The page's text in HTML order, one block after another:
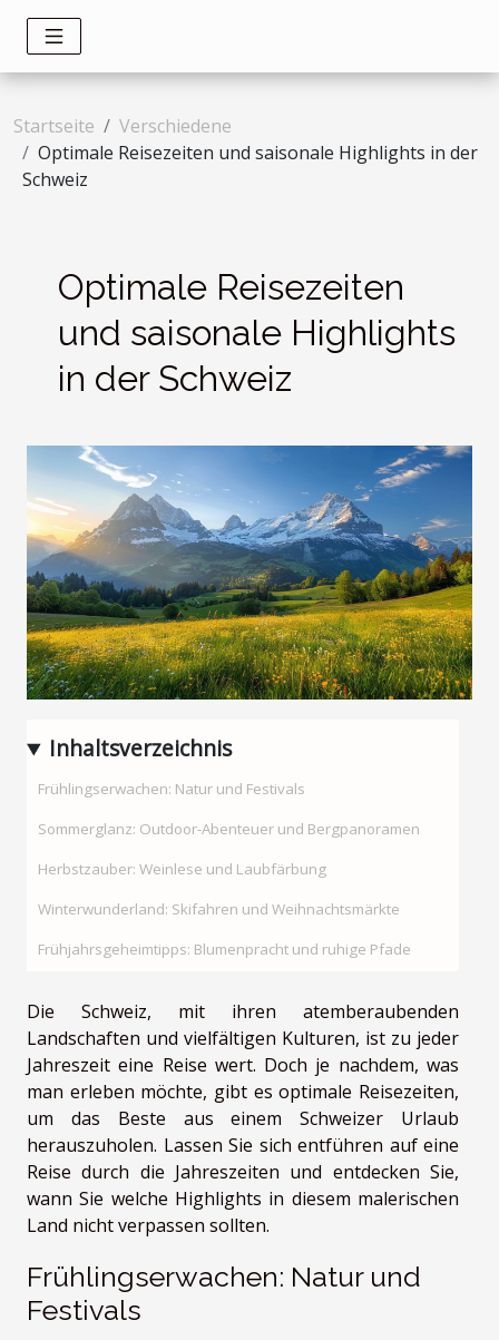
Startseite
Verschiedene
Optimale Reisezeiten und saisonale Highlights in der
Schweiz
Optimale Reisezeiten
und saisonale Highlights
in der Schweiz
Inhaltsverzeichnis
Frühlingserwachen: Natur und Festivals
Sommerglanz: Outdoor-Abenteuer und Bergpanoramen
Herbstzauber: Weinlese und Laubfärbung
Winterwunderland: Skifahren und Weihnachtsmärkte
Frühjahrsgeheimtipps: Blumenpracht und ruhige Pfade
Die Schweiz, mit ihren atemberaubenden
Landschaften und vielfältigen Kulturen, ist zu jeder
Jahreszeit eine Reise wert. Doch je nachdem, was
man erleben möchte, gibt es optimale Reisezeiten,
um das Beste aus einem Schweizer Urlaub
herauszuholen. Lassen Sie sich entführen auf eine
Reise durch die Jahreszeiten und entdecken Sie,
wann Sie welche Highlights in diesem malerischen
Land nicht verpassen sollten.
Frühlingserwachen: Natur und
Festivals